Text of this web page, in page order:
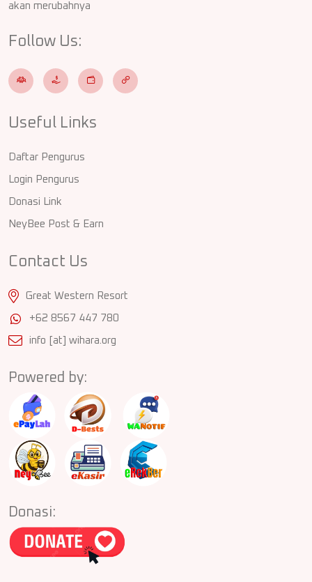
akan merubahnya
Follow Us:
Useful Links
Daftar Pengurus
Login Pengurus
Donasi Link
NeyBee Post & Earn
Contact Us
Great Western Resort
+62 8567 447 780
info [at] wihara.org
Powered by:
Donasi: